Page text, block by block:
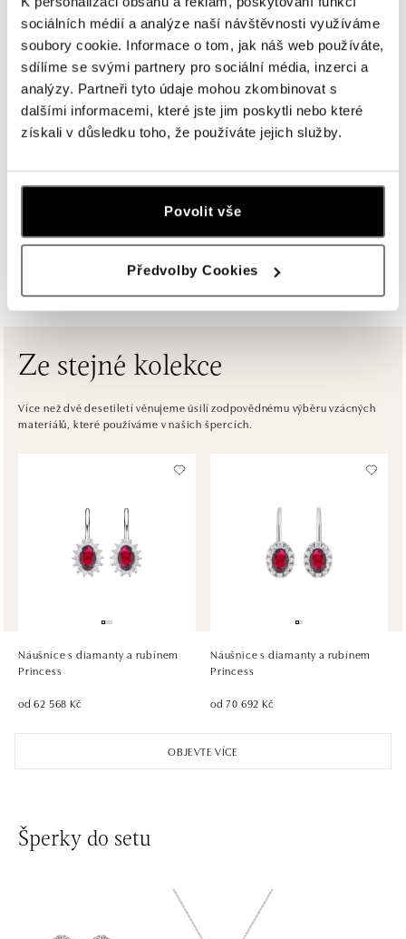
sociálních médií a analýze naší návštěvnosti využíváme
soubory cookie. Informace o tom, jak náš web používáte,
sdílíme se svými partnery pro sociální média, inzerci a
analýzy. Partneři tyto údaje mohou zkombinovat s
dalšími informacemi, které jste jim poskytli nebo které
získali v důsledku toho, že používáte jejich služby.
Povolit vše
Předvolby Cookies
ALOve Westfield Černý most, Praha 9
Chlumecká 765/6, 198 19 Praha 9
tel.: +420735703904
dnes otevřeno do 21:00
Roztylská 2321/19, 148 00 Praha 4 - Chodov
dnes otevřeno do 21:00
ALOve OC Aupark, Bratislava
Einsteinova 3541/18, 851 01 Bratislava
tel.: +421917090556
ALOve OC Eurovea, Bratislava
Pribinova 8, 811 09 Bratislava
tel.: +421917090467
Ivanská cesta 16, 821 04 Bratislava
tel.: +421 917 090 372
dnes otevřeno do 21:00
Pribinova 8, 811 09 Bratislava
dnes otevřeno do 21:00
ZOBRAZIT VŠECHNY BUTIKY
Ze stejné kolekce
Více než dvě desetiletí věnujeme úsilí zodpovědnému výběru vzácných
materiálů, které používáme v našich špercích.
OBJEVTE VÍCE
Náušnice s diamanty a rubínem
Princess
od 62 568 Kč
Náušnice s diamanty a rubínem
Princess
od 70 692 Kč
Šperky do setu